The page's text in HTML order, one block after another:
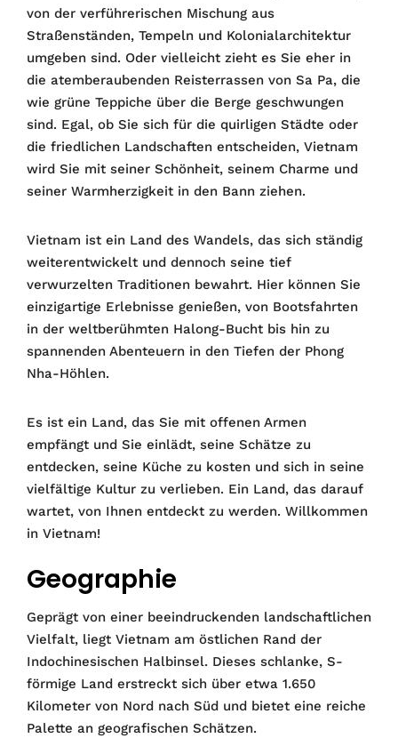
von der verführerischen Mischung aus
Straßenständen, Tempeln und Kolonialarchitektur
umgeben sind. Oder vielleicht zieht es Sie eher in
die atemberaubenden Reisterrassen von Sa Pa, die
wie grüne Teppiche über die Berge geschwungen
sind. Egal, ob Sie sich für die quirligen Städte oder
die friedlichen Landschaften entscheiden, Vietnam
wird Sie mit seiner Schönheit, seinem Charme und
seiner Warmherzigkeit in den Bann ziehen.
Vietnam ist ein Land des Wandels, das sich ständig
weiterentwickelt und dennoch seine tief
verwurzelten Traditionen bewahrt. Hier können Sie
einzigartige Erlebnisse genießen, von Bootsfahrten
in der weltberühmten Halong-Bucht bis hin zu
spannenden Abenteuern in den Tiefen der Phong
Nha-Höhlen.
Es ist ein Land, das Sie mit offenen Armen
empfängt und Sie einlädt, seine Schätze zu
entdecken, seine Küche zu kosten und sich in seine
vielfältige Kultur zu verlieben. Ein Land, das darauf
wartet, von Ihnen entdeckt zu werden. Willkommen
in Vietnam!
Geographie
Geprägt von einer beeindruckenden landschaftlichen
Vielfalt, liegt Vietnam am östlichen Rand der
Indochinesischen Halbinsel. Dieses schlanke, S-
förmige Land erstreckt sich über etwa 1.650
Kilometer von Nord nach Süd und bietet eine reiche
Palette an geografischen Schätzen.